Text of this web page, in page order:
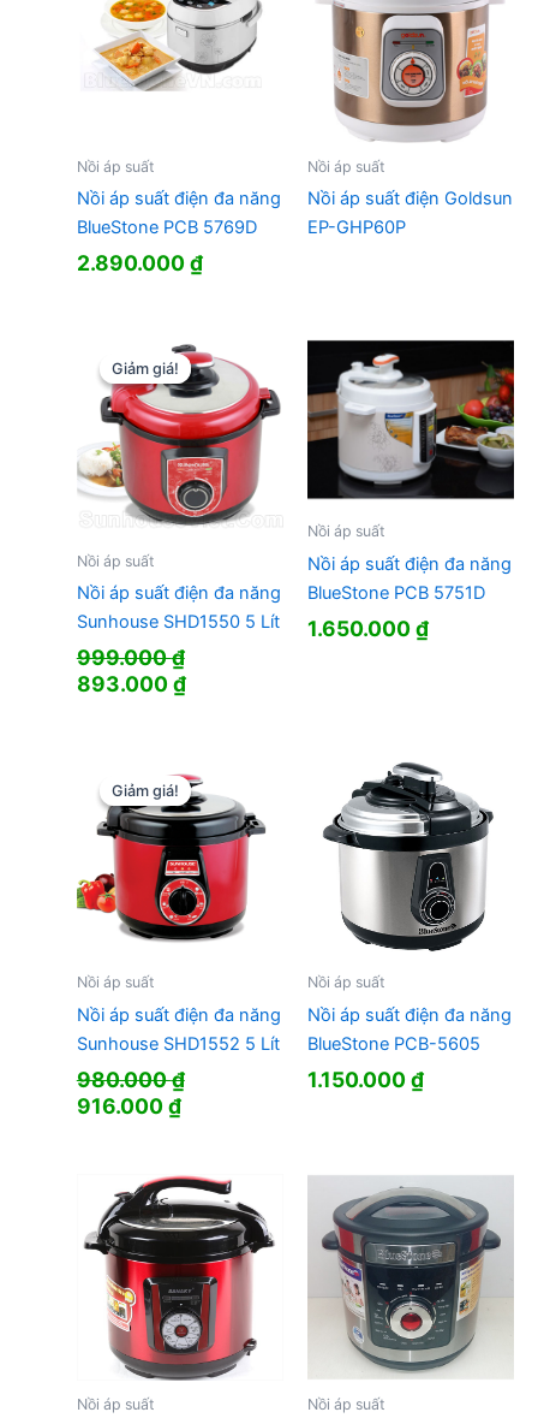
Nồi áp suất
Nồi áp suất điện đa năng
BlueStone PCB 5769D
2.890.000₫
Nồi áp suất
Nồi áp suất điện Goldsun
EP-GHP60P
Giảm giá!
Giảm giá!
Nồi áp suất
Nồi áp suất điện đa năng
Sunhouse SHD1550 5 Lít
999.000₫
Giá
893.000₫Giá
893.000 ₫.
Nồi áp suất
Nồi áp suất điện đa năng
BlueStone PCB 5751D
1.650.000₫
Giảm giá!
Giảm giá!
Nồi áp suất
Nồi áp suất điện đa năng
Sunhouse SHD1552 5 Lít
980.000₫
Giá
980.000 ₫.
916.000₫Giá
là:
916.000 ₫.
Nồi áp suất
Nồi áp suất điện đa năng
BlueStone PCB-5605
1.150.000₫
Nồi áp suất Nồi áp suất